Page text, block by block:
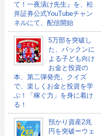
て！一夜漬け先生』を、松
井証券公式YouTubeチャン
ネルにて、配信開始
5万部を突破し
た、パックンに
よる子ども向け
お金と投資の
本、第二弾発売。クイズ
で、楽しくお金と投資を学
ぶ！「稼ぐ力」を身に着け
る！
預かり資産2兆
円を突破ーウェ